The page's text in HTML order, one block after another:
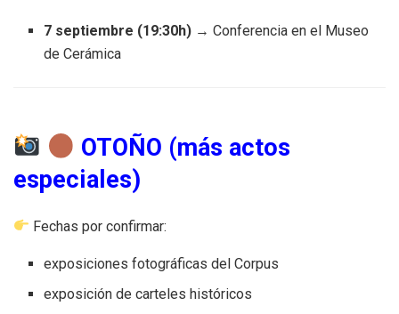
7 septiembre (19:30h) → Conferencia en el Museo
de Cerámica
OTOÑO (más actos
especiales)
Fechas por confirmar:
exposiciones fotográficas del Corpus
exposición de carteles históricos